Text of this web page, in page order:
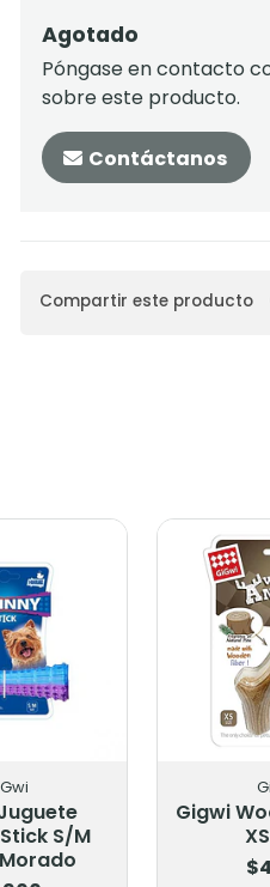
Agotado
Póngase en contacto
sobre este producto.
Contáctanos
Compartir este producto
S/M
Gigwi